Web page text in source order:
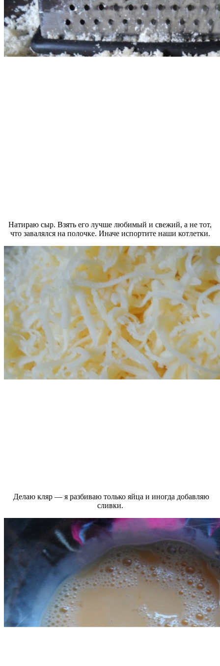
Натираю сыр. Взять его лучше любимый и свежий, а не тот,
что завалялся на полочке. Иначе испортите наши котлетки.
Делаю кляр — я разбиваю только яйца и иногда добавляю
сливки.